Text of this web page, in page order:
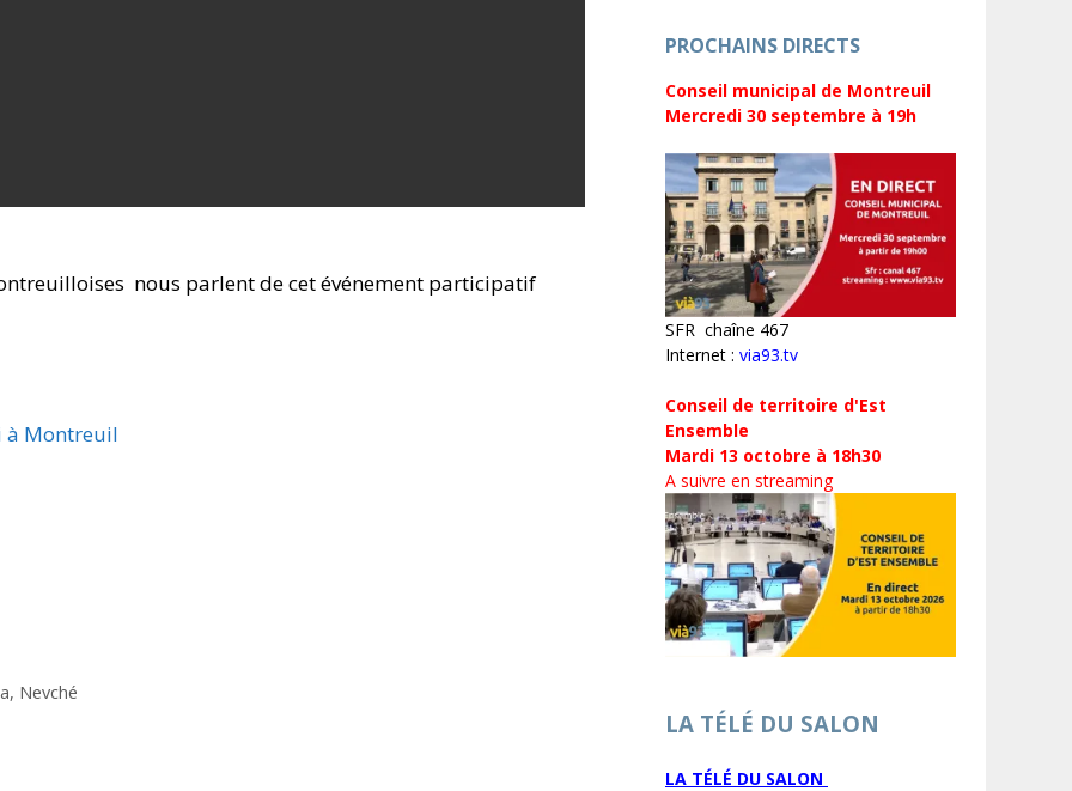
nous parlent de cet événement participatif
à Montreuil
Nevché
PROCHAINS DIRECTS
Conseil municipal de Montreuil
Mercredi 30 septembre à 19h
SFR chaîne 467
Internet : via93.tv
Conseil de territoire d'Est
Ensemble
Mardi 13 octobre à 18h30
A suivre en streaming
LA TÉLÉ DU SALON
LA TÉLÉ DU SALON